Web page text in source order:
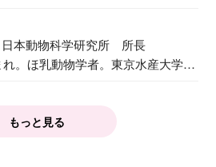
本動物科学研究所 所長
れ。ほ乳動物学者。東京水産大学卒
もっと見る